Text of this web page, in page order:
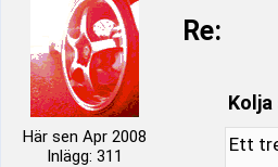
Här sen Apr 2008
Inlägg: 311
Re:
Kolja
Ett